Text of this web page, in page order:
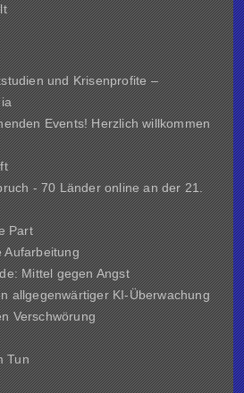
und Krisenprofite –
Events! Herzlich willkommen
- 70 Länder online an der 21.
Part
Aufarbeitung
Mittel gegen Angst
allgegenwärtiger KI-Überwachung
Verschwörung
Tun